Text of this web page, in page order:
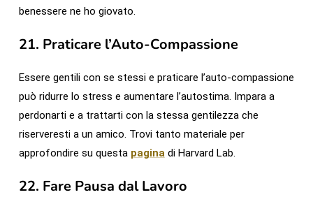
benessere ne ho giovato.
21. Praticare l’Auto-Compassione
Essere gentili con se stessi e praticare l’auto-compassione
può ridurre lo stress e aumentare l’autostima. Impara a
perdonarti e a trattarti con la stessa gentilezza che
riserveresti a un amico. Trovi tanto materiale per
approfondire su questa paginadi Harvard Lab.
22. Fare Pausa dal Lavoro